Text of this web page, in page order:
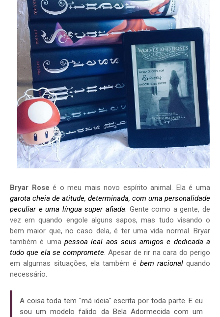
Bryar Rose é o meu mais novo espírito animal. Ela é uma
garota cheia de atitude, determinada, com uma personalidade
peculiar e uma língua super afiada. Gente como a gente, de
vez em quando engole alguns sapos, mas tudo visando o
bem maior que, no caso dela, é ter uma vida normal. Bryar
também é uma pessoa leal aos seus amigos e dedicada a
tudo que ela se compromete. Apesar de rir na cara do perigo
em algumas situações, ela também é bem racionalquando
necessário.
A coisa toda tem "má ideia" escrita por toda parte. E eu
sou um modelo falido da Bela Adormecida com um